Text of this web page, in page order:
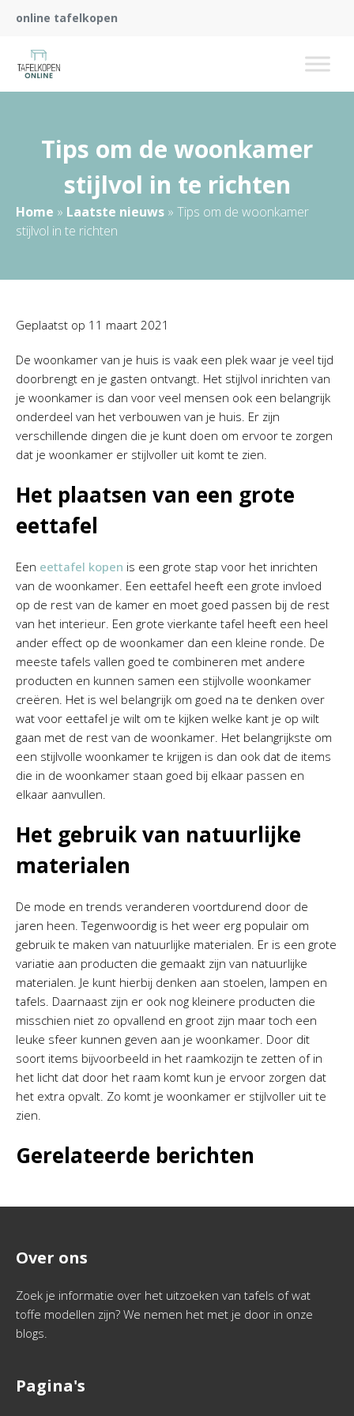
online tafelkopen
Tips om de woonkamer
stijlvol in te richten
Home » Laatste nieuws » Tips om de woonkamer
stijlvol in te richten
Geplaatst op 11 maart 2021
De woonkamer van je huis is vaak een plek waar je veel tijd
doorbrengt en je gasten ontvangt. Het stijlvol inrichten van
je woonkamer is dan voor veel mensen ook een belangrijk
onderdeel van het verbouwen van je huis. Er zijn
verschillende dingen die je kunt doen om ervoor te zorgen
dat je woonkamer er stijlvoller uit komt te zien.
Het plaatsen van een grote
eettafel
Een eettafel kopen is een grote stap voor het inrichten
van de woonkamer. Een eettafel heeft een grote invloed
op de rest van de kamer en moet goed passen bij de rest
van het interieur. Een grote vierkante tafel heeft een heel
ander effect op de woonkamer dan een kleine ronde. De
meeste tafels vallen goed te combineren met andere
producten en kunnen samen een stijlvolle woonkamer
creëren. Het is wel belangrijk om goed na te denken over
wat voor eettafel je wilt om te kijken welke kant je op wilt
gaan met de rest van de woonkamer. Het belangrijkste om
een stijlvolle woonkamer te krijgen is dan ook dat de items
die in de woonkamer staan goed bij elkaar passen en
elkaar aanvullen.
Het gebruik van natuurlijke
materialen
De mode en trends veranderen voortdurend door de
jaren heen. Tegenwoordig is het weer erg populair om
gebruik te maken van natuurlijke materialen. Er is een grote
variatie aan producten die gemaakt zijn van natuurlijke
materialen. Je kunt hierbij denken aan stoelen, lampen en
tafels. Daarnaast zijn er ook nog kleinere producten die
misschien niet zo opvallend en groot zijn maar toch een
leuke sfeer kunnen geven aan je woonkamer. Door dit
soort items bijvoorbeeld in het raamkozijn te zetten of in
het licht dat door het raam komt kun je ervoor zorgen dat
het extra opvalt. Zo komt je woonkamer er stijlvoller uit te
zien.
Gerelateerde berichten
Over ons
Zoek je informatie over het uitzoeken van tafels of wat
toffe modellen zijn? We nemen het met je door in onze
blogs.
Pagina's